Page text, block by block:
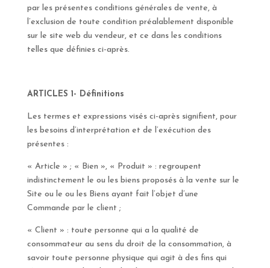
par les présentes conditions générales de vente, à
l’exclusion de toute condition préalablement disponible
sur le site web du vendeur, et ce dans les conditions
telles que définies ci-après.
ARTICLES 1- Définitions
Les termes et expressions visés ci-après signifient, pour
les besoins d’interprétation et de l’exécution des
présentes :
« Article » ; « Bien », « Produit » : regroupent
indistinctement le ou les biens proposés à la vente sur le
Site ou le ou les Biens ayant fait l’objet d’une
Commande par le client ;
« Client » : toute personne qui a la qualité de
consommateur au sens du droit de la consommation, à
savoir toute personne physique qui agit à des fins qui